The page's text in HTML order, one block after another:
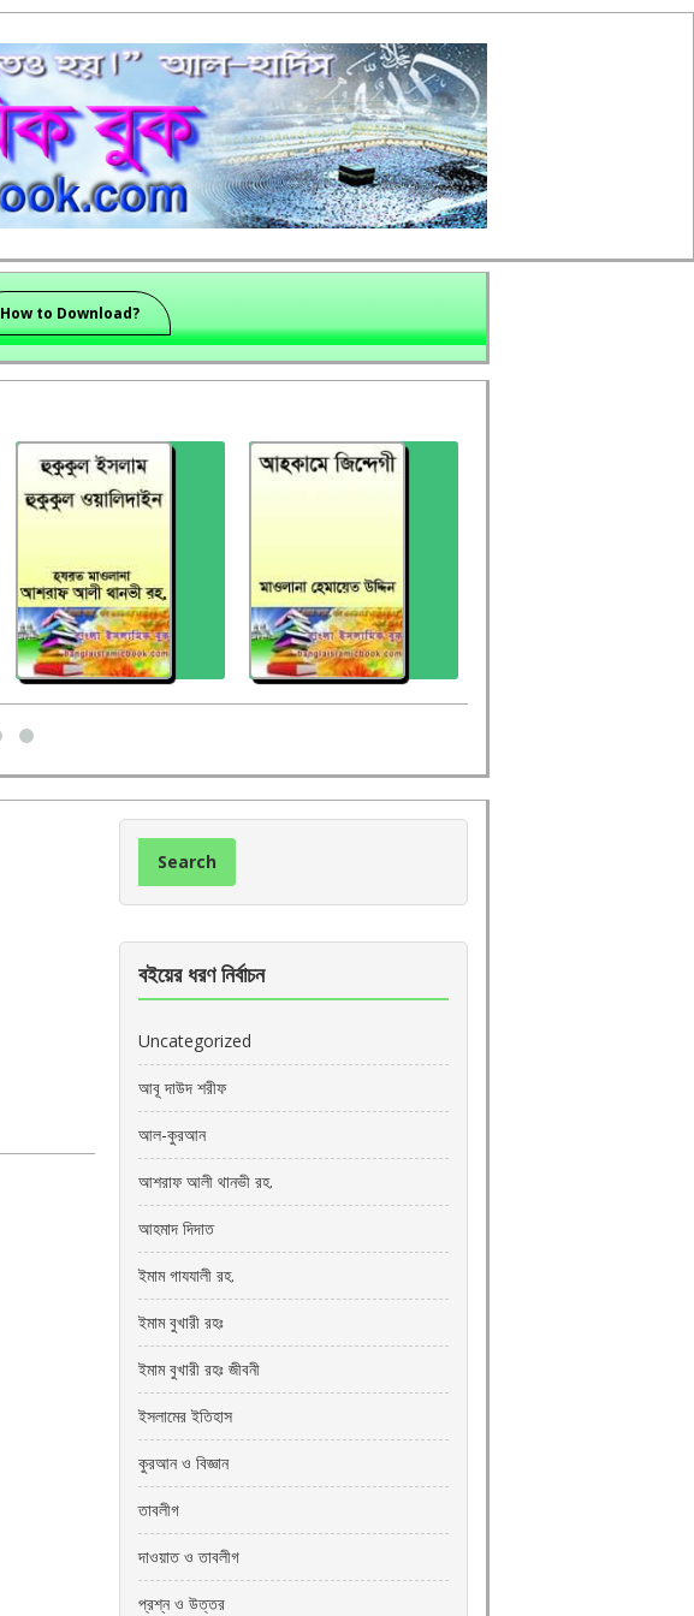
How to Download?
বইয়ের ধরণ নির্বাচন
Uncategorized
আবূ দাউদ শরীফ
আল-কুরআন
আশরাফ আলী থানভী রহ.
আহমাদ দিদাত
ইমাম গাযযালী রহ.
ইমাম বুখারী রহঃ
ইমাম বুখারী রহঃ জীবনী
ইসলামের ইতিহাস
কুরআন ও বিজ্ঞান
তাবলীগ
দাওয়াত ও তাবলীগ
প্রশ্ন ও উত্তর